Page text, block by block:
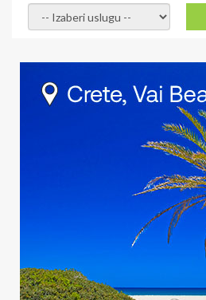
- Izaberite uslugu -